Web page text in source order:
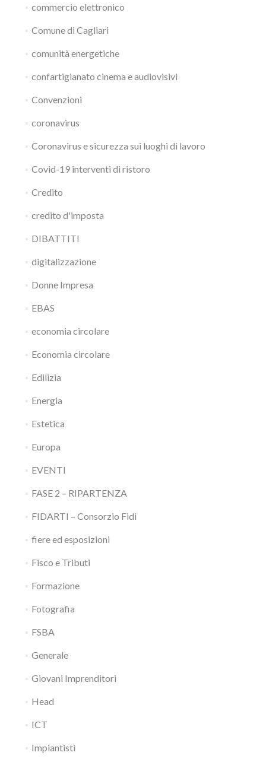
commercio elettronico
Comune di Cagliari
comunità energetiche
confartigianato cinema e audiovisivi
Convenzioni
coronavirus
Coronavirus e sicurezza sui luoghi di lavoro
Covid-19 interventi di ristoro
Credito
credito d'imposta
DIBATTITI
digitalizzazione
Donne Impresa
EBAS
economia circolare
Economia circolare
Edilizia
Energia
Estetica
Europa
EVENTI
FASE 2 – RIPARTENZA
FIDARTI – Consorzio Fidi
fiere ed esposizioni
Fisco e Tributi
Formazione
Fotografia
FSBA
Generale
Giovani Imprenditori
Head
ICT
Impiantisti